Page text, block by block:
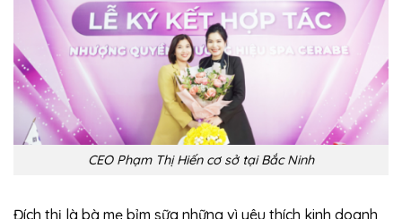
CEO Phạm Thị Hiến cơ sở tại Bắc Ninh
Đích thị là bà mẹ bỉm sữa những vì yêu thích kinh doanh